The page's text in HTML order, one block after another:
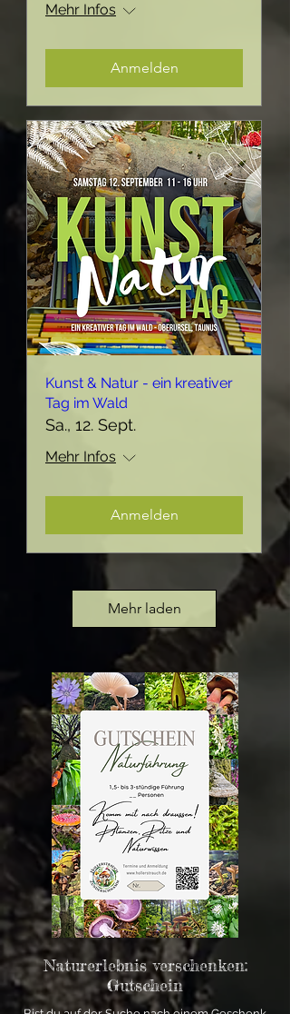
Mehr Infos
Anmelden
Kunst & Natur - ein kreativer
Tag im Wald
Sa., 12. Sept.
Mehr Infos
Anmelden
Mehr laden
Naturerlebnis verschenken:
Gutschein